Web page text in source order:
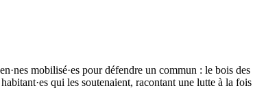
mobilisé·es pour défendre un commun : le bois des
qui les soutenaient, racontant une lutte à la fois